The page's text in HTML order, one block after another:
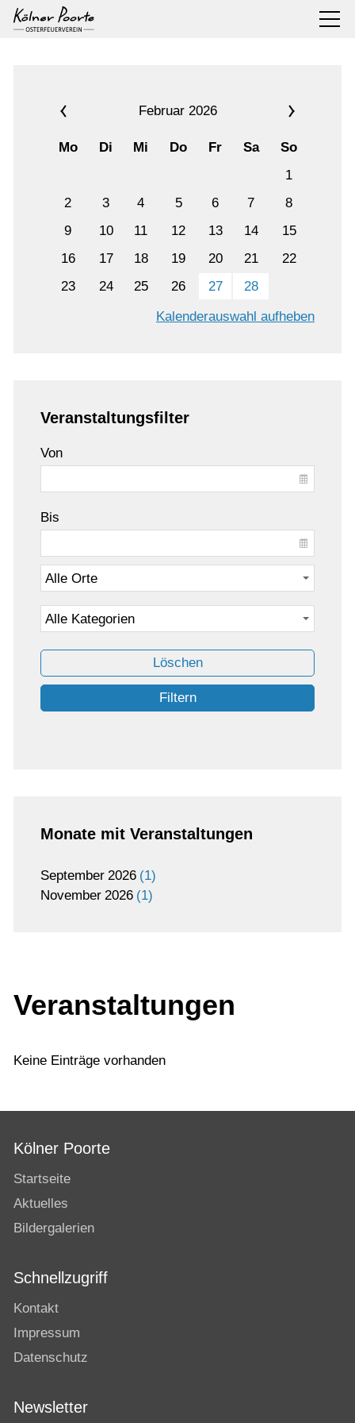
Februar 2026
Mo Di Mi Do Fr Sa
So
1
2
3 4 5 6 7
8
9
10 11 12 13 14
15
16
17 18 19 20 21
22
23
24 25 26 27
28
Kalenderauswahl aufheben
Veranstaltungsfilter
Von
Bis
Löschen
Filtern
Monate mit Veranstaltungen
September 2026 1
November 2026 1
Veranstaltungen
Keine Einträge vorhanden
Kölner Poorte
Startseite
Aktuelles
Bildergalerien
Schnellzugriff
Kontakt
Impressum
Datenschutz
Newsletter